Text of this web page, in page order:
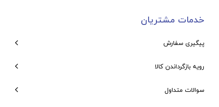
خدمات مشتریان
پیگیری سفارش
رویه بازگرداندن کالا
سوالات متداول